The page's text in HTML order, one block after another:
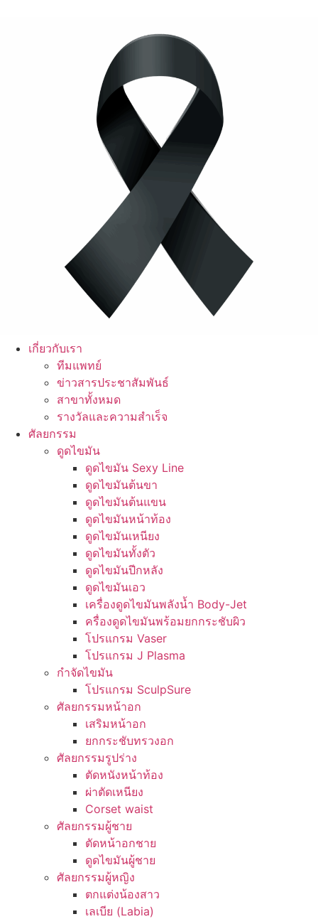
เกี่ยวกับเรา
ทีมแพทย์
ข่าวสารประชาสัมพันธ์
สาขาทั้งหมด
รางวัลและความสำเร็จ
ศัลยกรรม
ดูดไขมัน
ดูดไขมัน Sexy Line
ดูดไขมันต้นขา
ดูดไขมันต้นแขน
ดูดไขมันหน้าท้อง
ดูดไขมันเหนียง
ดูดไขมันทั้งตัว
ดูดไขมันปีกหลัง
ดูดไขมันเอว
เครื่องดูดไขมันพลังน้ำ Body-Jet
ครื่องดูดไขมันพร้อมยกกระชับผิว
โปรแกรม Vaser
โปรแกรม J Plasma
กำจัดไขมัน
โปรแกรม SculpSure
ศัลยกรรมหน้าอก
เสริมหน้าอก
ยกกระชับทรวงอก
ศัลยกรรมรูปร่าง
ตัดหนังหน้าท้อง
ผ่าตัดเหนียง
Corset waist
ศัลยกรรมผู้ชาย
ตัดหน้าอกชาย
ดูดไขมันผู้ชาย
ศัลยกรรมผู้หญิง
ตกแต่งน้องสาว
เลเบีย (Labia)